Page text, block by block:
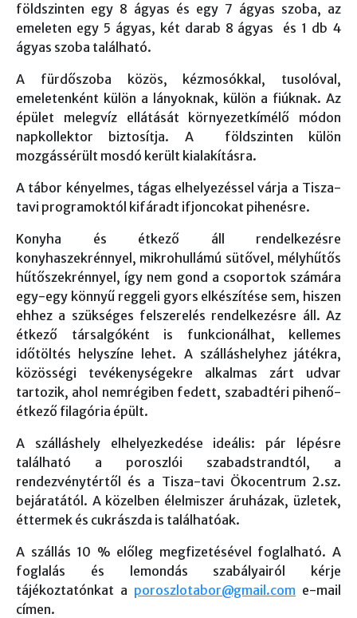
földszinten egy 8 ágyas és egy 7 ágyas szoba, az
emeleten egy 5 ágyas, két darab 8 ágyas és 1 db 4
ágyas szoba található.
A fürdőszoba közös, kézmosókkal, tusolóval,
emeletenként külön a lányoknak, külön a fiúknak. Az
épület melegvíz ellátását környezetkímélő módon
napkollektor biztosítja. A földszinten külön
mozgássérült mosdó került kialakításra.
A tábor kényelmes, tágas elhelyezéssel várja a Tisza-
tavi programoktól kifáradt ifjoncokat pihenésre.
Konyha és étkező áll rendelkezésre
konyhaszekrénnyel, mikrohullámú sütővel, mélyhűtős
hűtőszekrénnyel, így nem gond a csoportok számára
egy-egy könnyű reggeli gyors elkészítése sem, hiszen
ehhez a szükséges felszerelés rendelkezésre áll. Az
étkező társalgóként is funkcionálhat, kellemes
időtöltés helyszíne lehet. A szálláshelyhez játékra,
közösségi tevékenységekre alkalmas zárt udvar
tartozik, ahol nemrégiben fedett, szabadtéri pihenő-
étkező filagória épült.
A szálláshely elhelyezkedése ideális: pár lépésre
található a poroszlói szabadstrandtól, a
rendezvénytértől és a Tisza-tavi Ökocentrum 2.sz.
bejáratától. A közelben élelmiszer áruházak, üzletek,
éttermek és cukrászda is találhatóak.
A szállás 10 % előleg megfizetésével foglalható. A
foglalás és lemondás szabályairól kérje
tájékoztatónkat a poroszlotabor@gmail.com e-mail
címen.